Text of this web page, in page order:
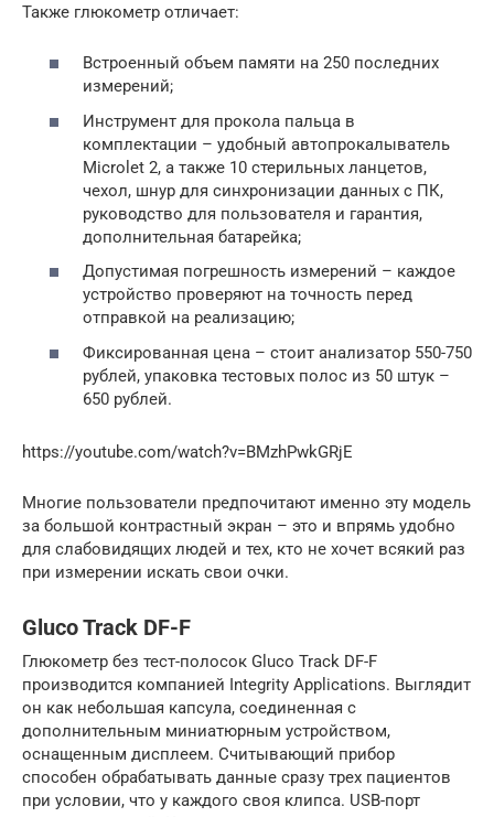
Также глюкометр отличает:
Встроенный объем памяти на 250 последних
измерений;
Инструмент для прокола пальца в
комплектации – удобный автопрокалыватель
Microlet 2, а также 10 стерильных ланцетов,
чехол, шнур для синхронизации данных с ПК,
руководство для пользователя и гарантия,
дополнительная батарейка;
Допустимая погрешность измерений – каждое
устройство проверяют на точность перед
отправкой на реализацию;
Фиксированная цена – стоит анализатор 550-750
рублей, упаковка тестовых полос из 50 штук –
650 рублей.
https://youtube.com/watch?v=BMzhPwkGRjE
Многие пользователи предпочитают именно эту модель
за большой контрастный экран – это и впрямь удобно
для слабовидящих людей и тех, кто не хочет всякий раз
при измерении искать свои очки.
Gluco Track DF-F
Глюкометр без тест-полосок Gluco Track DF-F
производится компанией Integrity Applications. Выглядит
он как небольшая капсула, соединенная с
дополнительным миниатюрным устройством,
оснащенным дисплеем. Считывающий прибор
способен обрабатывать данные сразу трех пациентов
при условии, что у каждого своя клипса. USB-порт